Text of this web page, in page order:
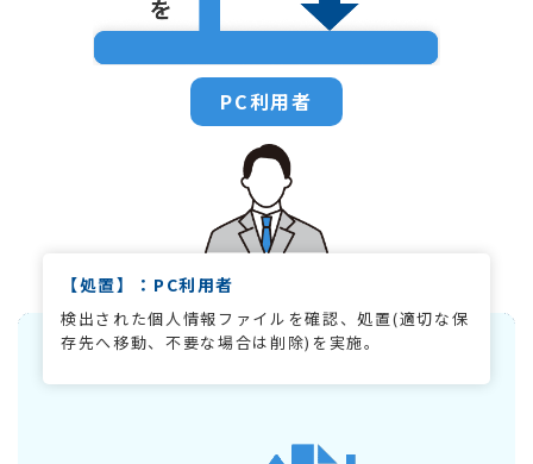
PC利用者
【処置】：PC利用者
検出された個人情報ファイルを確認、処置(適切な保
存先へ移動、不要な場合は削除)を実施。